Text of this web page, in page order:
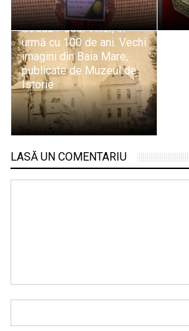
Strada Podul Viilor, în
urmă cu 100 de ani. Vechi
imagini din Baia Mare,
publicate de Muzeul de
Istorie
LASĂ UN COMENTARIU